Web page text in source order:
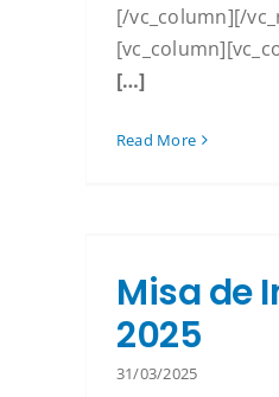
[/vc_column][/
[…]
Read More
Misa de
2025
31/03/2025